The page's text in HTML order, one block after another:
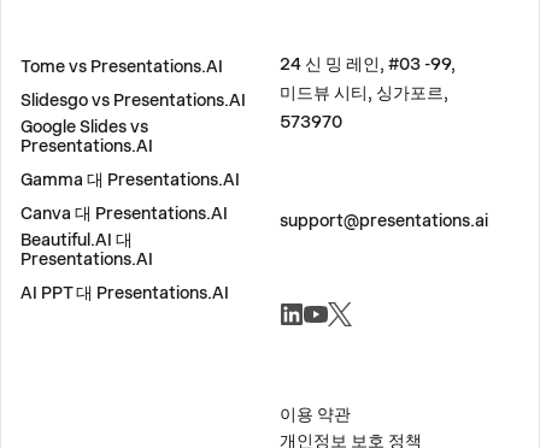
Tome vs Presentations.AI
Slidesgo vs Presentations.AI
Google Slides vs
Presentations.AI
Gamma 대 Presentations.AI
Canva 대 Presentations.AI
Beautiful.AI 대
Presentations.AI
AI PPT 대 Presentations.AI
24 신 밍 레인, #03 -99,
미드뷰 시티, 싱가포르,
573970
support@presentations.ai
이용 약관
개인정보 보호 정책